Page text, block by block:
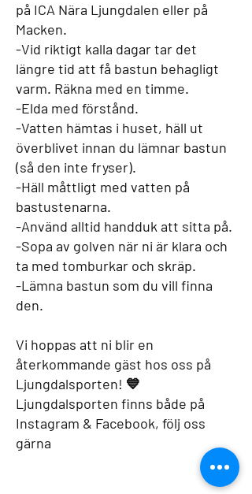
på ICA Nära Ljungdalen eller på
Macken.
-Vid riktigt kalla dagar tar det
längre tid att få bastun behagligt
varm. Räkna med en timme.
-Elda med förstånd.
-Vatten hämtas i huset, häll ut
överblivet innan du lämnar bastun
(så den inte fryser).
-Häll måttligt med vatten på
bastustenarna.
-Använd alltid handduk att sitta på.
-Sopa av golven när ni är klara och
ta med tomburkar och skräp.
-Lämna bastun som du vill finna
den.
Vi hoppas att ni blir en
återkommande gäst hos oss på
Ljungdalsporten! 💙
Ljungdalsporten finns både på
Instagram & Facebook, följ oss
gärna